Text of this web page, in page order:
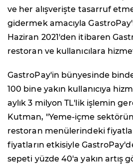
ve her alışverişte tasarruf
gidermek amacıyla
Haziran 2021'den itibaren
restoran ve kullanıcılara
GastroPay'in bünyesinde
100 bine yakın kullanıcıya
aylık 3 milyon TL'lik işlemin
Kutman, "Yeme-içme
restoran menülerindeki
fiyatların etkisiyle
sepeti yüzde 40'a yakın artış